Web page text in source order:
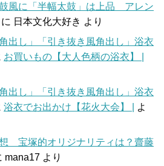
風に「半幅太鼓」は上品 アレン
に 日本文化大好き より
出し」「引き抜き風角出し」浴衣
お買いもの【大人色柄の浴衣】 |
出し」「引き抜き風角出し」浴衣
浴衣でお出かけ【花火大会】 |
よ
宝塚的オリジナリティは？齋藤
mana17 より